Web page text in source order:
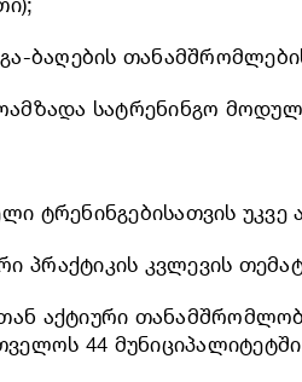
ბაღების
სატრენინგო
ტრენინგებისათვის
პრაქტიკის კვლევის
აქტიური
44